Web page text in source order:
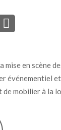
en scène
événementiel
de mobilier à la